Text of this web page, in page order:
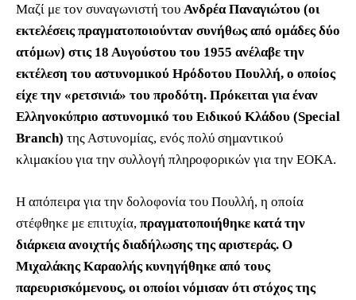
Μαζί με τον συναγωνιστή του Ανδρέα Παναγιώτου (οι
εκτελέσεις πραγματοποιούνταν συνήθως από ομάδες δύο
ατόμων) στις 18 Αυγούστου του 1955 ανέλαβε την
εκτέλεση του αστυνομικού Ηρόδοτου Πουλλή, ο οποίος
είχε την «ρετσινιά» του προδότη. Πρόκειται για έναν
Ελληνοκύπριο αστυνομικό του Ειδικού Κλάδου (Special
Branch) της Αστυνομίας, ενός πολύ σημαντικού
κλιμακίου για την συλλογή πληροφορικών για την ΕΟΚΑ.
Η απόπειρα για την δολοφονία του Πουλλή, η οποία
στέφθηκε με επιτυχία, πραγματοποιήθηκε κατά την
διάρκεια ανοιχτής διαδήλωσης της αριστεράς. Ο
Μιχαλάκης Καραολής κυνηγήθηκε από τους
παρευρισκόμενους, οι οποίοι νόμισαν ότι στόχος της